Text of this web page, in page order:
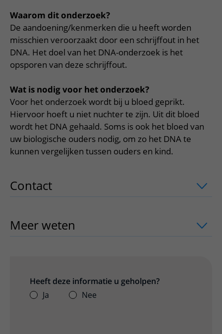
Het Wilhelmina Kinderziekenhuis
Wachttijden
Bezoektijden
Wijzigen patiëntgegevens
Bezoekregels
Kwaliteit en veiligheid
Route naar het ziekenhuis
Parkeren
Wegwijs in het ziekenhuis
Contact met polikliniek
Het Wilhelmina Kinderziekenhuis
Teleconsult aanvragen
Diagnostiek aanvragen
Zorgverlenersportaal
Over UMC Utrecht
Research
Onderwijs
Waarom dit onderzoek?
De aandoening/kenmerken die u heeft worden
misschien veroorzaakt door een schrijffout in het
DNA. Het doel van het DNA-onderzoek is het
opsporen van deze schrijffout.
Wat is nodig voor het onderzoek?
Voor het onderzoek wordt bij u bloed geprikt.
Hiervoor hoeft u niet nuchter te zijn. Uit dit bloed
wordt het DNA gehaald. Soms is ook het bloed van
uw biologische ouders nodig, om zo het DNA te
kunnen vergelijken tussen ouders en kind.
Contact uitklapper, klik om te openen
Meer weten uitklapper, klik om te
Heeft deze informatie u geholpen?
Ja
Nee